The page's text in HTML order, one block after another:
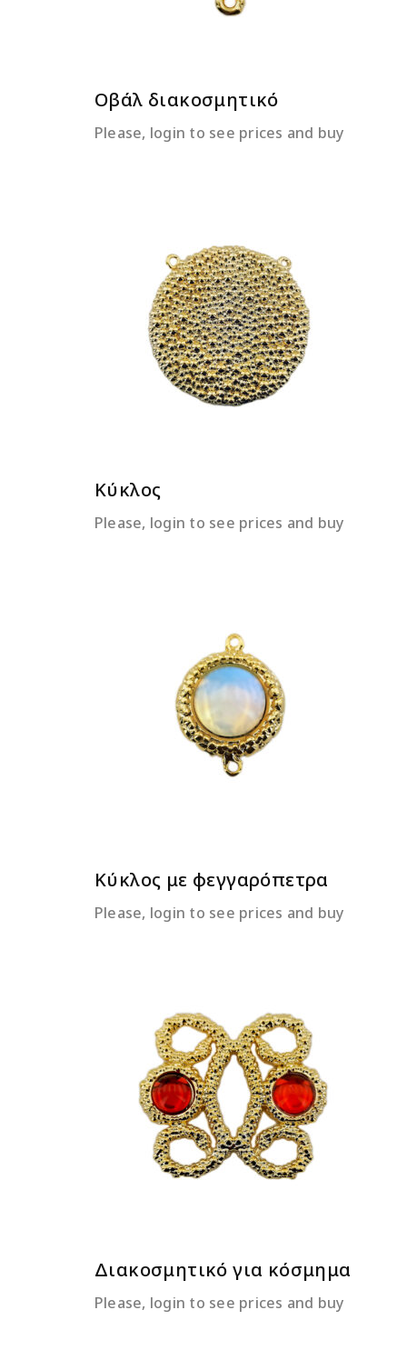
Οβάλ διακοσμητικό
Please, login to see prices and buy
ΔΙΑΒΆΣΤΕ ΠΕΡΙΣΣΌΤΕΡΑ
Κύκλος
Please, login to see prices and buy
ΔΙΑΒΆΣΤΕ ΠΕΡΙΣΣΌΤΕΡΑ
Κύκλος με φεγγαρόπετρα
Please, login to see prices and buy
ΔΙΑΒΆΣΤΕ ΠΕΡΙΣΣΌΤΕΡΑ
Διακοσμητικό για κόσμημα
Please, login to see prices and buy